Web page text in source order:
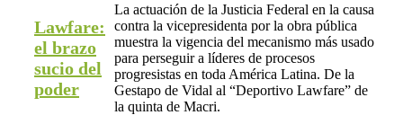
Lawfare:
el brazo
sucio del
poder
La actuación de la Justicia Federal en la causa
contra la vicepresidenta por la obra pública
muestra la vigencia del mecanismo más usado
para perseguir a líderes de procesos
progresistas en toda América Latina. De la
Gestapo de Vidal al “Deportivo Lawfare” de
la quinta de Macri.